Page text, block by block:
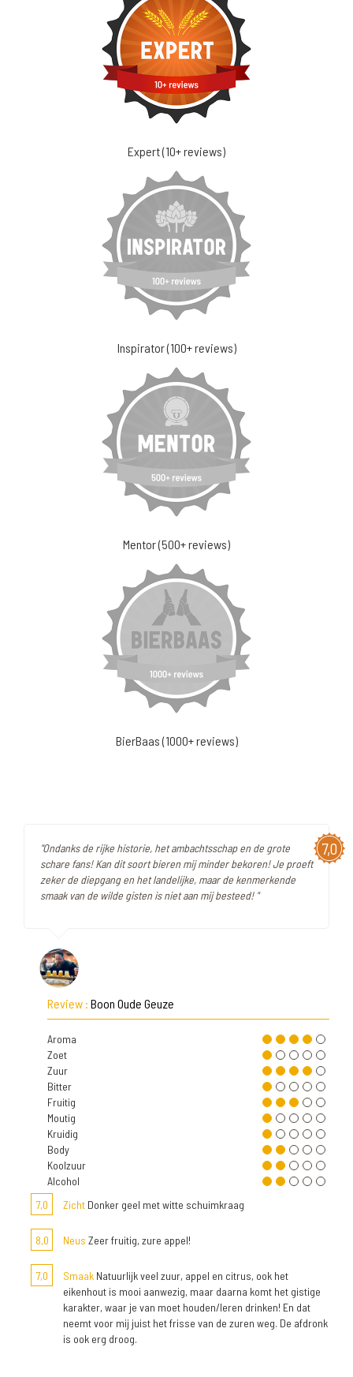
Expert (10+ reviews)
Inspirator (100+ reviews)
Mentor (500+ reviews)
BierBaas (1000+ reviews)
7,0
"Ondanks de rijke historie, het ambachtsschap en de grote
schare fans! Kan dit soort bieren mij minder bekoren! Je proeft
zeker de diepgang en het landelijke, maar de kenmerkende
smaak van de wilde gisten is niet aan mij besteed! "
Review : Boon Oude Geuze
Aroma
Zoet
Zuur
Bitter
Fruitig
Moutig
Kruidig
Body
Koolzuur
Alcohol
7,0
Zicht Donker geel met witte schuimkraag
8,0 Neus Zeer fruitig, zure appel!
7,0 Smaak Natuurlijk veel zuur, appel en citrus, ook het
eikenhout is mooi aanwezig, maar daarna komt het gistige
karakter, waar je van moet houden/leren drinken! En dat
neemt voor mij juist het frisse van de zuren weg. De afdronk
is ook erg droog.